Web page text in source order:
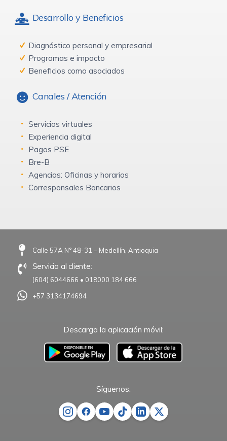
Desarrollo y Beneficios
Diagnóstico personal y empresarial
Programas e impacto
Beneficios como asociados
Canales / Atención
Servicios virtuales
Experiencia digital
Pagos PSE
Bre-B
Agencias: Oficinas y horarios
Corresponsales Bancarios
Calle 57A N° 48-31 – Medellín, Antioquia
Servicio al cliente:
(604) 6044666 • 018000 184 666
+57 3134174694
Descarga la aplicación móvil:
–
Síguenos: